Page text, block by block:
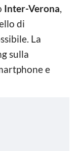
Inter-Verona,
di
La
sulla
e